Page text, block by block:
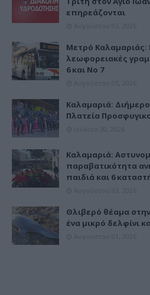
επηρεάζονται
Μετρό Καλαμαριάς:
λεωφορειακές
6 και Νο 7
Καλαμαριά:
Πλατεία
Καλαμαριά:
παραβατικότητα
παιδιά και 6
Θλιβερό θέαμα
ένα μικρό δελφίνι